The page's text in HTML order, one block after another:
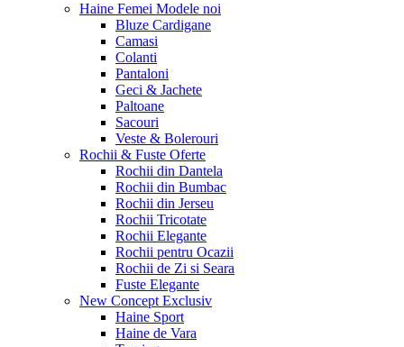
Haine Femei Modele noi
Bluze Cardigane
Camasi
Colanti
Pantaloni
Geci & Jachete
Paltoane
Sacouri
Veste & Bolerouri
Rochii & Fuste Oferte
Rochii din Dantela
Rochii din Bumbac
Rochii din Jerseu
Rochii Tricotate
Rochii Elegante
Rochii pentru Ocazii
Rochii de Zi si Seara
Fuste Elegante
New Concept Exclusiv
Haine Sport
Haine de Vara